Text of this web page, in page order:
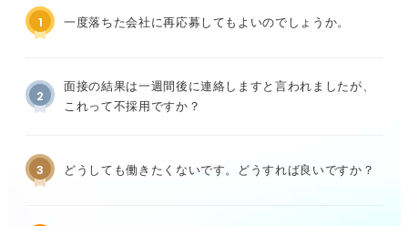
1 一度落ちた会社に再応募してもよいのでしょうか。
2
面接の結果は一週間後に連絡しますと言われましたが、
これって不採用ですか？
3 どうしても働きたくないです。どうすれば良いですか？